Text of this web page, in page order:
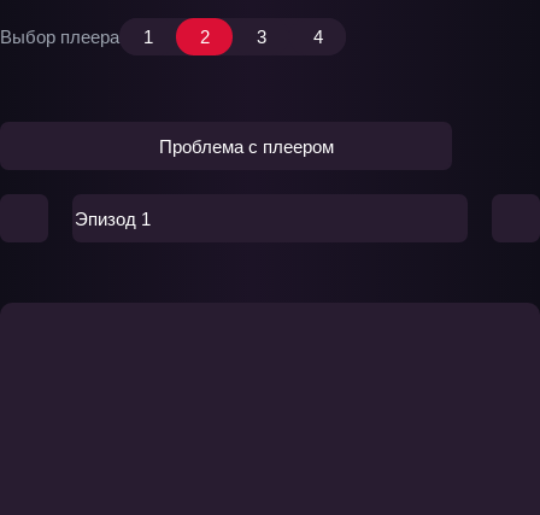
Выбор плеера 1 2 3 4
Проблема с плеером
Эпизод 1